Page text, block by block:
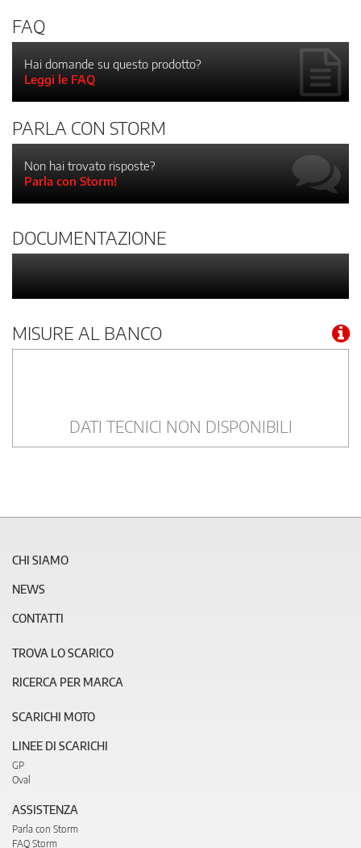
FAQ
Hai domande su questo prodotto?
Leggi le FAQ
PARLA CON STORM
Non hai trovato risposte?
Parla con Storm!
DOCUMENTAZIONE
MISURE AL BANCO
DATI TECNICI NON DISPONIBILI
CHI SIAMO
NEWS
CONTATTI
TROVA LO SCARICO
RICERCA PER MARCA
SCARICHI MOTO
LINEE DI SCARICHI
GP
Oval
ASSISTENZA
Parla con Storm
FAQ Storm